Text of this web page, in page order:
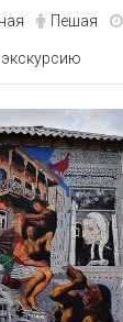
Пешая